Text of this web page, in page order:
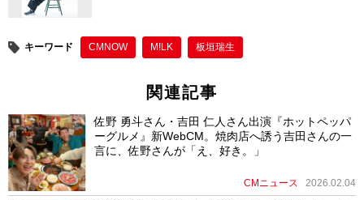
o
k
キーワード CMNOW M!LK 板垣瑞生
関連記事
佐野 勇斗さん・吉田 仁人さん出演『ホットペッパ
ーグルメ』新WebCM。焼肉店へ誘う吉田さんの一
言に、佐野さんが「え、好き。」
CMニュース 2026.02.04